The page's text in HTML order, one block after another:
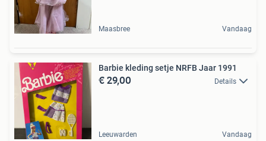
Maasbree Vandaag
Barbie kleding setje NRFB Jaar 1991
€ 29,00 Details
Leeuwarden Vandaag